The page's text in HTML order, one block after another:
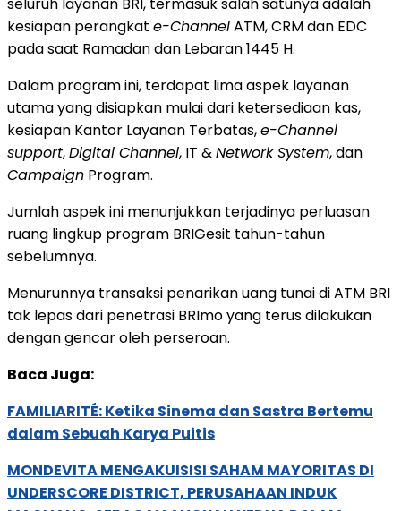
kesiapan perangkat e-ChannelATM, CRM dan EDC
pada saat Ramadan dan Lebaran 1445 H.
Dalam program ini, terdapat lima aspek layanan
utama yang disiapkan mulai dari ketersediaan kas,
kesiapan Kantor Layanan Terbatas,e-Channel
support,Digital Channel, IT &Network System, dan
Campaign Program.
Jumlah aspek ini menunjukkan terjadinya perluasan
ruang lingkup program BRIGesit tahun-tahun
sebelumnya.
Menurunnya transaksi penarikan uang tunai di ATM BRI
tak lepas dari penetrasi BRImo yang terus dilakukan
dengan gencar oleh perseroan.
Baca Juga:
FAMILIARITÉ: Ketika Sinema dan Sastra Bertemu
dalam Sebuah Karya Puitis
MONDEVITA MENGAKUISISI SAHAM MAYORITAS DI
UNDERSCORE DISTRICT, PERUSAHAAN INDUK